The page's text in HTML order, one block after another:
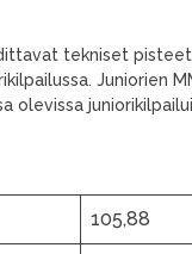
tekniset
olevissa
105,88